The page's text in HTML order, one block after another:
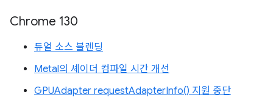
Chrome 130
듀얼 소스 블렌딩
Metal의 셰이더 컴파일 시간 개선
GPUAdapter requestAdapterInfo() 지원 중단